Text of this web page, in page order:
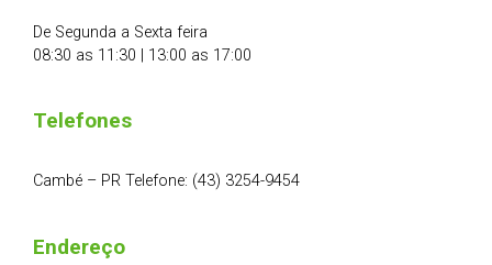
De Segunda a Sexta feira
08:30 as 11:30 | 13:00 as 17:00
Telefones
Cambé – PR Telefone: (43) 3254-9454
Endereço